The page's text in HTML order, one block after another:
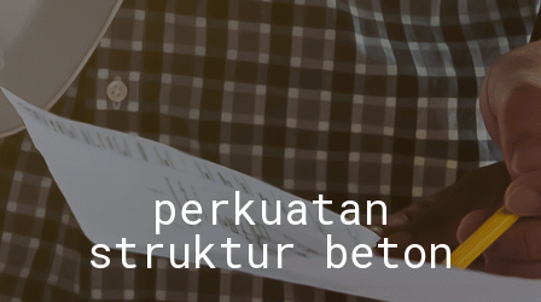
perkuatan
struktur beton